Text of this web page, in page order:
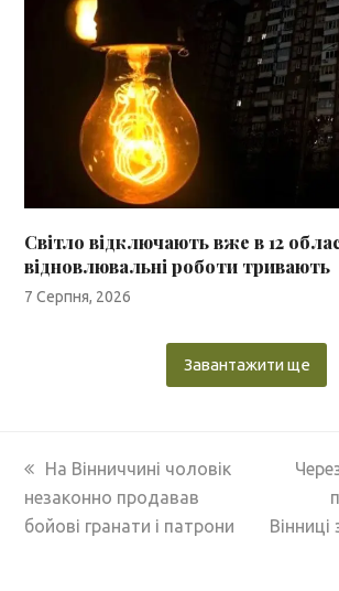
Світло відключають вже в 12
відновлювальні роботи тривають
7 Серпня, 2026
Завантажити ще
previous
post:
На Вінниччині чоловік
незаконно продавав
бойові гранати і патрони
next
post:
Вінниці